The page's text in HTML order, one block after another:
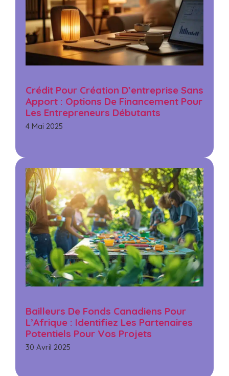
Crédit Pour Création D’entreprise Sans
Apport : Options De Financement Pour
Les Entrepreneurs Débutants
4 Mai 2025
Bailleurs De Fonds Canadiens Pour
L’Afrique : Identifiez Les Partenaires
Potentiels Pour Vos Projets
30 Avril 2025